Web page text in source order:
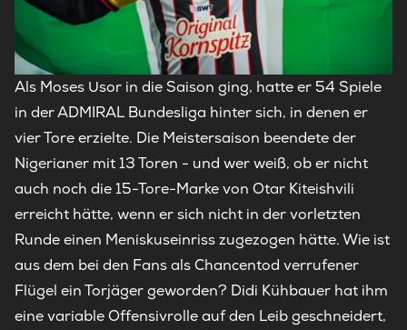
Als Moses Usor in die Saison ging, hatte er 54 Spiele
in der ADMIRAL Bundesliga hinter sich, in denen er
vier Tore erzielte. Die Meistersaison beendete der
Nigerianer mit 13 Toren - und wer weiß, ob er nicht
auch noch die 15-Tore-Marke von Otar Kiteishvili
erreicht hätte, wenn er sich nicht in der vorletzten
Runde einen Meniskuseinriss zugezogen hätte. Wie ist
aus dem bei den Fans als Chancentod verrufener
Flügel ein Torjäger geworden? Didi Kühbauer hat ihm
eine variable Offensivrolle auf den Leib geschneidert,